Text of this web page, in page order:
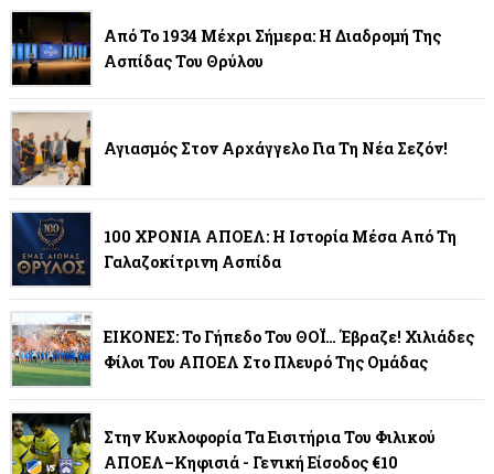
Από Το 1934 Μέχρι Σήμερα: Η Διαδρομή Της
Ασπίδας Του Θρύλου
Αγιασμός Στον Αρχάγγελο Για Τη Νέα Σεζόν!
100 ΧΡΟΝΙΑ ΑΠΟΕΛ: Η Ιστορία Μέσα Από Τη
Γαλαζοκίτρινη Ασπίδα
ΕΙΚΟΝΕΣ: Το Γήπεδο Του ΘΟΪ… Έβραζε! Χιλιάδες
Φίλοι Του ΑΠΟΕΛ Στο Πλευρό Της Ομάδας
Στην Κυκλοφορία Τα Εισιτήρια Του Φιλικού
ΑΠΟΕΛ–Κηφισιά - Γενική Είσοδος €10